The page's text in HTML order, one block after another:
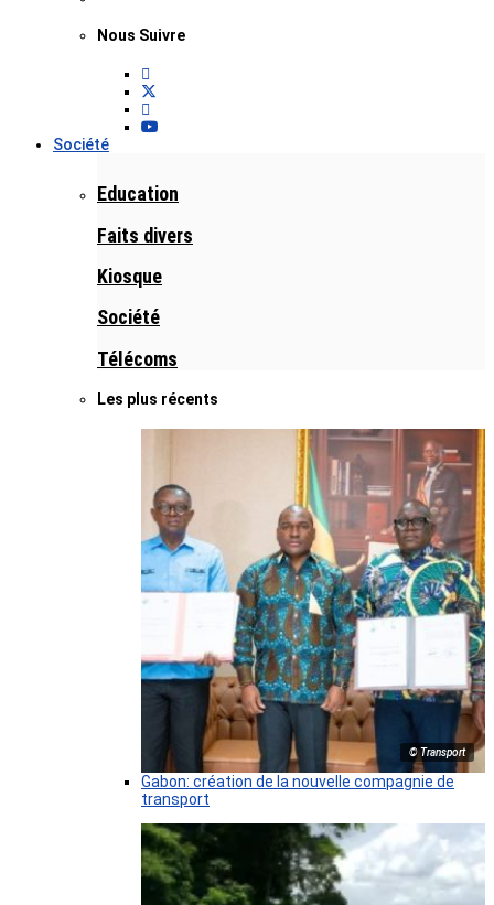
Nous Suivre
Société
Education
Faits divers
Kiosque
Société
Télécoms
Les plus récents
© Transport
Gabon: création de la nouvelle compagnie de
transport